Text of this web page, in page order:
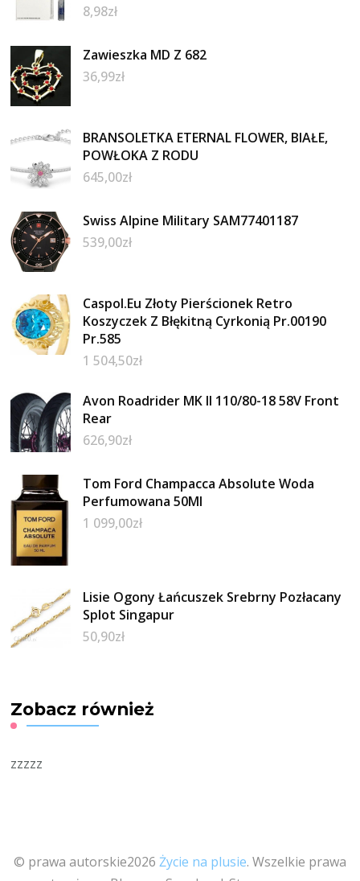
8,98zł
Zawieszka MD Z 682
36,99zł
BRANSOLETKA ETERNAL FLOWER, BIAŁE,
POWŁOKA Z RODU
645,00zł
Swiss Alpine Military SAM77401187
539,00zł
Caspol.Eu Złoty Pierścionek Retro
Koszyczek Z Błękitną Cyrkonią Pr.00190
Pr.585
1 504,50zł
Avon Roadrider MK II 110/80-18 58V Front
Rear
626,90zł
Tom Ford Champacca Absolute Woda
Perfumowana 50Ml
1 099,00zł
Lisie Ogony Łańcuszek Srebrny Pozłacany
Splot Singapur
50,90zł
Zobacz również
zzzzz
© prawa autorskie2026 Życie na plusie. Wszelkie prawa